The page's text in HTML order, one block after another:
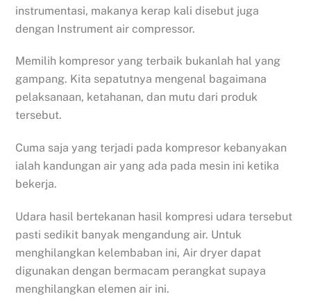
instrumentasi, makanya kerap kali disebut juga
dengan Instrument air compressor.
Memilih kompresor yang terbaik bukanlah hal yang
gampang. Kita sepatutnya mengenal bagaimana
pelaksanaan, ketahanan, dan mutu dari produk
tersebut.
Cuma saja yang terjadi pada kompresor kebanyakan
ialah kandungan air yang ada pada mesin ini ketika
bekerja.
Udara hasil bertekanan hasil kompresi udara tersebut
pasti sedikit banyak mengandung air. Untuk
menghilangkan kelembaban ini, Air dryer dapat
digunakan dengan bermacam perangkat supaya
menghilangkan elemen air ini.